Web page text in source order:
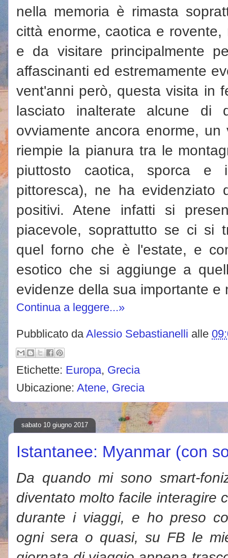
nella memoria è rimasta
città enorme, caotica e
e da visitare principalmente
affascinanti ed estremamente
vent'anni però, questa visita in
lasciato inalterate alcune di
ovviamente ancora enorme,
riempie la pianura tra le
piuttosto caotica, sporca e
pittoresca), ne ha evidenziato
positivi. Atene infatti si
piacevole, soprattutto se ci si
quel forno che è l'estate, e
esotico che si aggiunge a
evidenze della sua importante e
Continua a leggere...»
Pubblicato daAlessio Sebastianelli alle
Etichette: Europa, Grecia
Ubicazione: Atene, Grecia
sabato 10 giugno 2017
Istantanee: Myanmar (con
Da quando mi sono smart-
diventato molto facile interagire
durante i viaggi, e ho preso
ogni sera o quasi, su FB le